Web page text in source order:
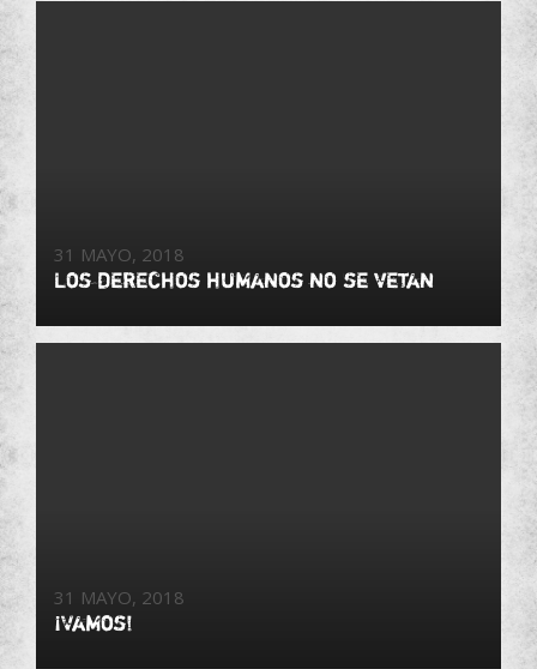
31 MAYO, 2018
Los derechos humanos no se vetan
31 MAYO, 2018
¡Vamos!